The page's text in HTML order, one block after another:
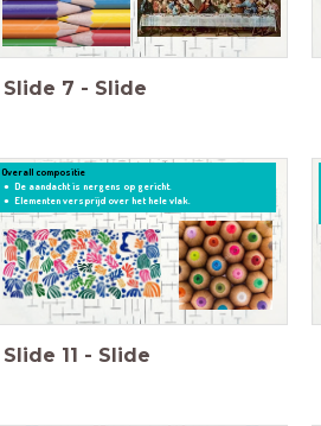
Slide 7 - Slide
Overall compositie
De aandacht is nergens op gericht.
Elementen versprijd over het hele vlak.
Slide 11 - Slide